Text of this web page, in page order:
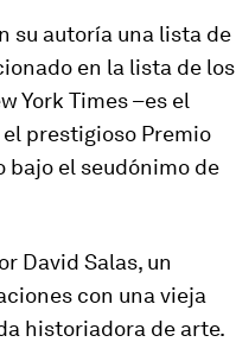
su autoría una lista de
en la lista de los
York Times –es el
prestigioso Premio
bajo el seudónimo de
David Salas, un
con una vieja
historiadora de arte.